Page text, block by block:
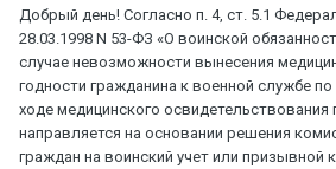
Добрый день! Согласно п. 4, ст. 5.1
28.03.1998 N 53-ФЗ «О воинской
случае невозможности вынесения
годности гражданина к военной службе
ходе медицинского освидетельствования
направляется на основании решения
граждан на воинский учет или призывной